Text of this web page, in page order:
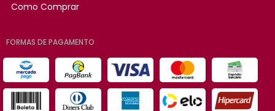
Como Comprar
FORMAS DE PAGAMENTO